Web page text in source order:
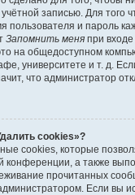
записью. Для того
пользователя и пароль
Запомнить меня при
на общедоступном
университете и т. д.
что администратор
cookies»?
cookies, которые
конференции, а также
прочитанных
Если вы